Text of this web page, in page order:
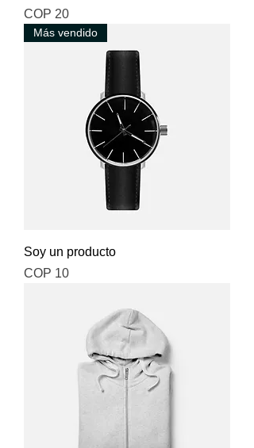
Price
COP 20
Más vendido
Soy un producto
Price
COP 10